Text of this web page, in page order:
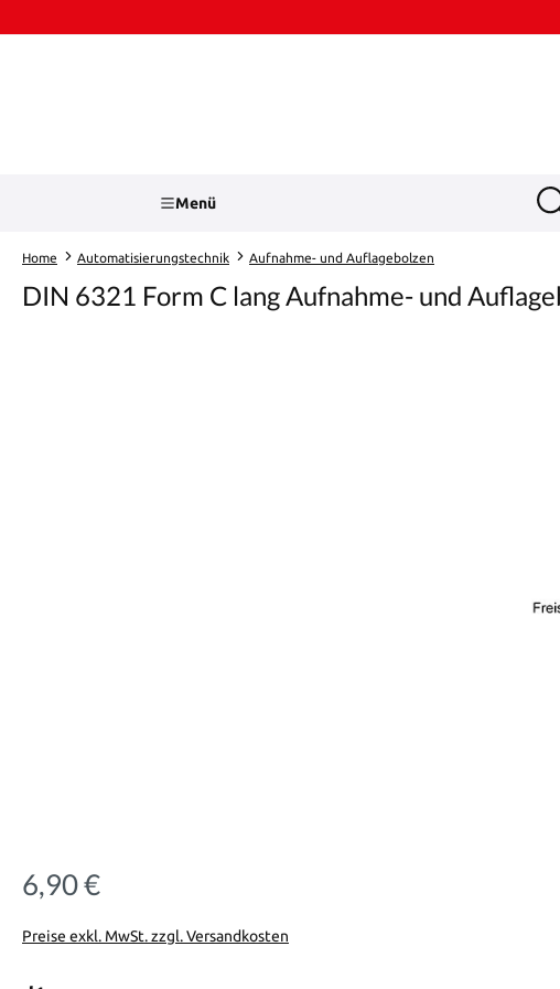
Menü
Home Automatisierungstechnik Aufnahme- und Auflagebolzen
DIN 6321 Form C lang Aufnahme- und
Regulärer Preis:
6,90 €
Preise exkl. MwSt. zzgl. Versandkosten